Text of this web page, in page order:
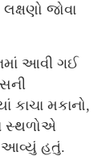
જોવા
આવી ગઈ
મકાનો,
સ્થળોએ
આવ્યું હતું.